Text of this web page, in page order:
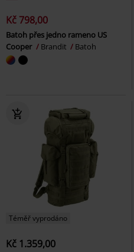
Kč 798,00
Batoh přes jedno rameno US
Cooper
Brandit Batoh
Téměř vyprodáno
Kč 1.359,00